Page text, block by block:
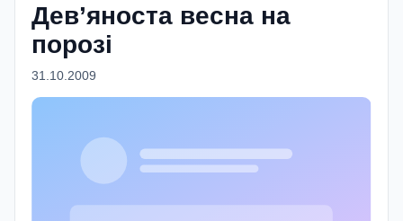
Дев’яноста весна на
порозі
31.10.2009